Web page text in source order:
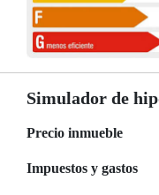
Simulador de
Precio inmueble
Impuestos y gastos